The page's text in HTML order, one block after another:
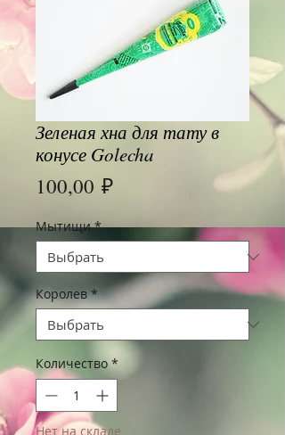
Зеленая хна для тату в
конусе Golecha
100,00 ₽Цена
Мытищи *
Королев *
Количество *
Нет на складе